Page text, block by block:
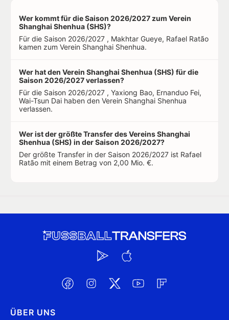
Wer kommt für die Saison 2026/2027 zum Verein
Shanghai Shenhua (SHS)?
Für die Saison 2026/2027 , Makhtar Gueye, Rafael Ratão
kamen zum Verein Shanghai Shenhua.
Wer hat den Verein Shanghai Shenhua (SHS) für die
Saison 2026/2027 verlassen?
Für die Saison 2026/2027 , Yaxiong Bao, Ernanduo Fei,
Wai-Tsun Dai haben den Verein Shanghai Shenhua
verlassen.
Wer ist der größte Transfer des Vereins Shanghai
Shenhua (SHS) in der Saison 2026/2027?
Der größte Transfer in der Saison 2026/2027 ist Rafael
Ratão mit einem Betrag von 2,00 Mio. €.
ÜBER UNS